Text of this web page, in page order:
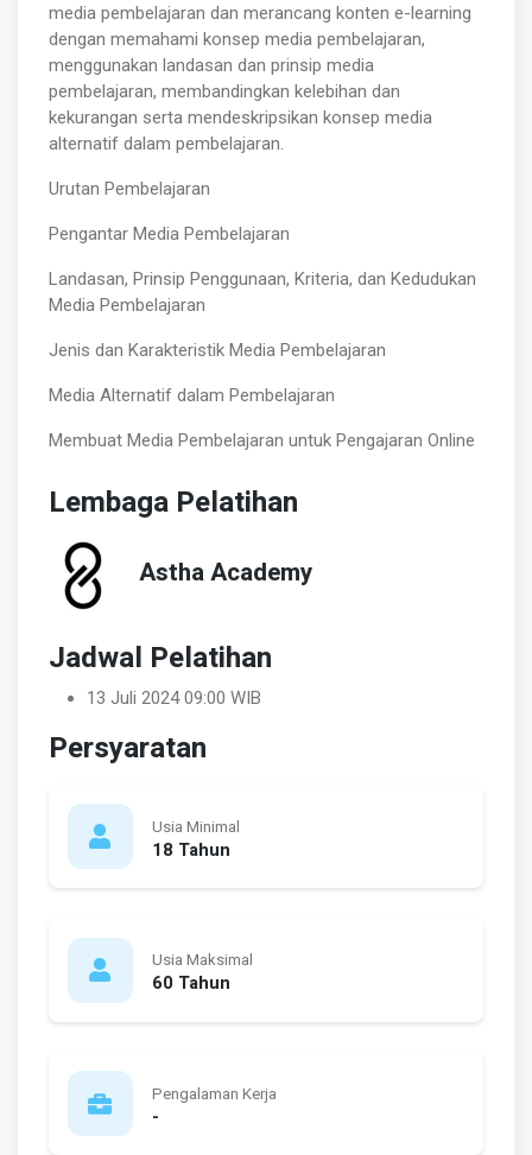
media pembelajaran dan merancang konten e-learning
dengan memahami konsep media pembelajaran,
menggunakan landasan dan prinsip media
pembelajaran, membandingkan kelebihan dan
kekurangan serta mendeskripsikan konsep media
alternatif dalam pembelajaran.
Urutan Pembelajaran
Pengantar Media Pembelajaran
Landasan, Prinsip Penggunaan, Kriteria, dan Kedudukan
Media Pembelajaran
Jenis dan Karakteristik Media Pembelajaran
Media Alternatif dalam Pembelajaran
Membuat Media Pembelajaran untuk Pengajaran Online
Lembaga Pelatihan
Astha Academy
Jadwal Pelatihan
13 Juli 2024 09:00 WIB
Persyaratan
Usia Minimal
18 Tahun
Usia Maksimal
60 Tahun
Pengalaman Kerja
-